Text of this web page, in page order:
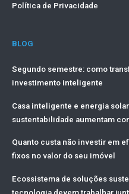
Política de Privacidade
BLOG
Segundo semestre: como
investimento inteligente
Casa inteligente e energia
sustentabilidade aumentam
Quanto custa não investir em
fixos no valor do seu imóvel
Ecossistema de soluções